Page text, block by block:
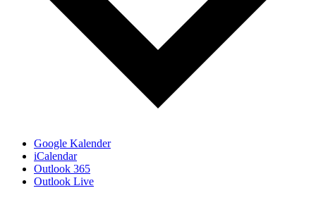
Google Kalender
iCalendar
Outlook 365
Outlook Live